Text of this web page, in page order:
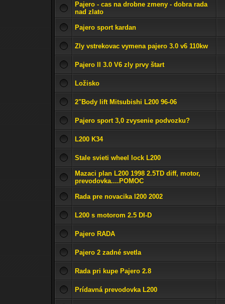
Pajero - cas na drobne zmeny - dobra rada
nad zlato
Pajero sport kardan
Zly vstrekovac vymena pajero 3.0 v6 110kw
Pajero II 3.0 V6 zly prvy štart
Ložisko
2"Body lift Mitsubishi L200 96-06
Pajero sport 3,0 zvysenie podvozku?
L200 K34
Stale svieti wheel lock L200
Mazaci plan L200 1998 2.5TD diff, motor,
prevodovka....POMOC
Rada pre novacika l200 2002
L200 s motorom 2.5 DI-D
Pajero RADA
Pajero 2 zadné svetla
Rada pri kupe Pajero 2.8
Prídavná prevodovka L200